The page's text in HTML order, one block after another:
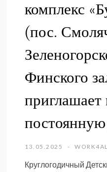
комплекс
(пос.
Финского
приглашает
13.05.2025
Круглогодичный